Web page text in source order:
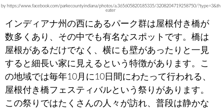
by https://www.facebook.com/parkecountyindiana/photos/a.365605820185335/3208204719258750/?type=3&th
eater
インディアナ州の西にあるパーク群は屋根付き橋が
数多くあり、その中でも有名なスポットです。橋は
屋根があるだけでなく、横にも壁があったりと一見
すると細長い家に見えるという特徴があります。こ
の地域では毎年10月に10日間にわたって行われる、
屋根付き橋フェスティバルという祭りがあります。
この祭りではたくさんの人々が訪れ、普段は静かな